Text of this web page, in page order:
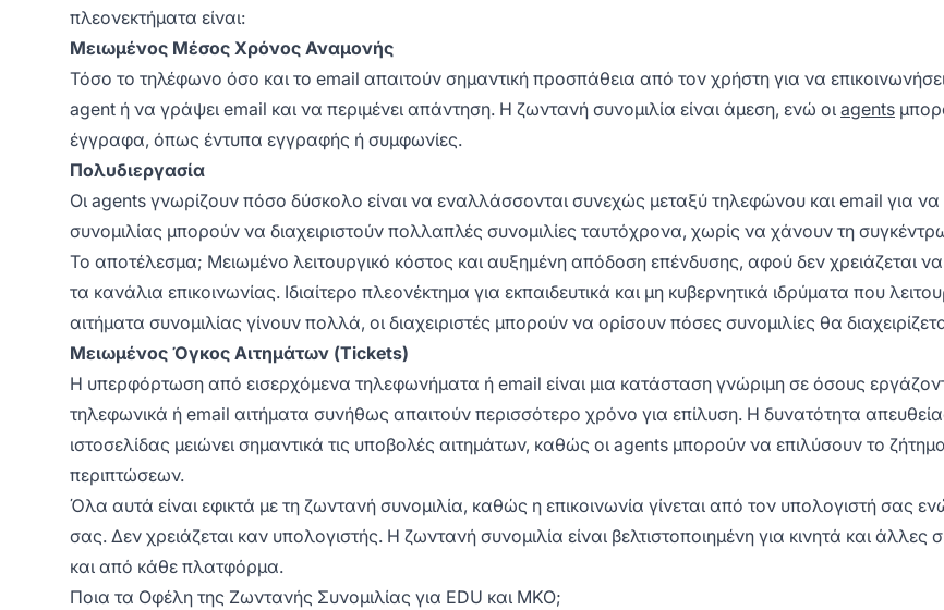
πλεονεκτήματα είναι:
Μειωμένος Μέσος Χρόνος Αναμονής
Τόσο το τηλέφωνο όσο και το email απαιτούν σημαντική προσπάθεια από τον χρήστη για να
agent ή να γράψει email και να περιμένει απάντηση. Η ζωντανή συνομιλία είναι άμεση, ενώ οι agents
έγγραφα, όπως έντυπα εγγραφής ή συμφωνίες.
Πολυδιεργασία
Οι agents γνωρίζουν πόσο δύσκολο είναι να εναλλάσσονται συνεχώς μεταξύ τηλεφώνου και email για
συνομιλίας μπορούν να διαχειριστούν πολλαπλές συνομιλίες ταυτόχρονα, χωρίς να χάνουν τη
Το αποτέλεσμα; Μειωμένο λειτουργικό κόστος και αυξημένη απόδοση επένδυσης, αφού δεν χρειάζεται
τα κανάλια επικοινωνίας. Ιδιαίτερο πλεονέκτημα για εκπαιδευτικά και μη κυβερνητικά ιδρύματα που
αιτήματα συνομιλίας γίνουν πολλά, οι διαχειριστές μπορούν να ορίσουν πόσες συνομιλίες θα
Μειωμένος Όγκος Αιτημάτων (Tickets)
Η υπερφόρτωση από εισερχόμενα τηλεφωνήματα ή email είναι μια κατάσταση γνώριμη σε όσους
τηλεφωνικά ή email αιτήματα συνήθως απαιτούν περισσότερο χρόνο για επίλυση. Η δυνατότητα
ιστοσελίδας μειώνει σημαντικά τις υποβολές αιτημάτων, καθώς οι agents μπορούν να επιλύσουν το
περιπτώσεων.
Όλα αυτά είναι εφικτά με τη ζωντανή συνομιλία, καθώς η επικοινωνία γίνεται από τον υπολογιστή σας
σας. Δεν χρειάζεται καν υπολογιστής. Η ζωντανή συνομιλία είναι βελτιστοποιημένη για κινητά και
και από κάθε πλατφόρμα.
Ποια τα Οφέλη της Ζωντανής Συνομιλίας για EDU και ΜΚΟ;